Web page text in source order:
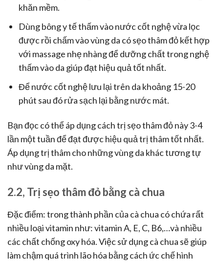
khăn mềm.
Dùng bông y tế thấm vào nước cốt nghệ vừa lọc
được rồi chấm vào vùng da có sẹo thâm đỏ kết hợp
với massage nhẹ nhàng để dưỡng chất trong nghệ
thấm vào da giúp đạt hiệu quả tốt nhất.
Để nước cốt nghệ lưu lại trên da khoảng 15-20
phút sau đó rửa sạch lại bằng nước mát.
Bạn đọc có thể áp dụng cách trị sẹo thâm đỏ này 3-4
lần một tuần để đạt được hiệu quả trị thâm tốt nhất.
Áp dụng trị thâm cho những vùng da khác tương tự
như vùng da mặt.
2.2, Trị sẹo thâm đỏ bằng cà chua
Đặc điểm: trong thành phần của cà chua có chứa rất
nhiều loại vitamin như: vitamin A, E, C, B6,…và nhiều
các chất chống oxy hóa. Việc sử dụng cà chua sẽ giúp
làm chậm quá trình lão hóa bằng cách ức chế hình